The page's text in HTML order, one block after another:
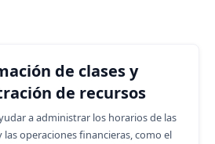
de clases y
de recursos
a administrar los horarios de las
las operaciones financieras, como el